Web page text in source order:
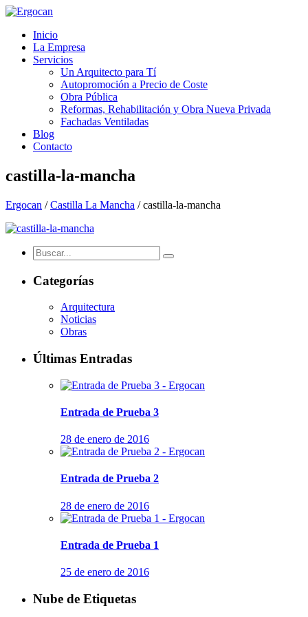
Inicio
La Empresa
Servicios
Un Arquitecto para Tí
Autopromoción a Precio de Coste
Obra Pública
Reformas, Rehabilitación y Obra Nueva Privada
Fachadas Ventiladas
Blog
Contacto
castilla-la-mancha
Ergocan /Castilla La Mancha /castilla-la-mancha
Categorías
Arquitectura
Noticias
Obras
Últimas Entradas
Entrada de Prueba 3
28 de enero de 2016
Entrada de Prueba 2
28 de enero de 2016
Entrada de Prueba 1
25 de enero de 2016
Nube de Etiquetas